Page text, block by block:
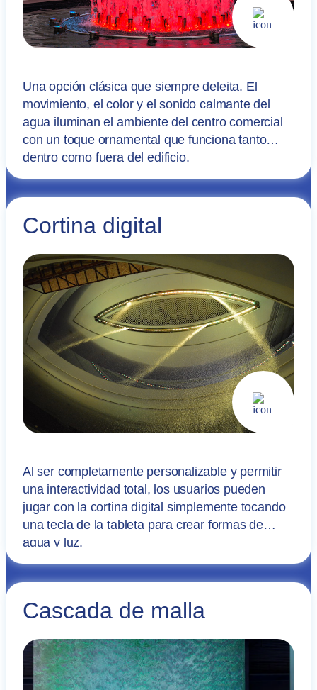
Una opción clásica que siempre deleita. El
movimiento, el color y el sonido calmante del
agua iluminan el ambiente del centro comercial
con un toque ornamental que funciona tanto
dentro como fuera del edificio.
Cortina digital
Al ser completamente personalizable y permitir
una interactividad total, los usuarios pueden
jugar con la cortina digital simplemente tocando
una tecla de la tableta para crear formas de
agua y luz.
Cascada de malla